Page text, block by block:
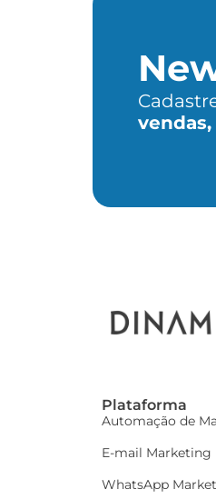
uma nova
vendas,
Plataforma
Automação de
E-mail Marketing
WhatsApp